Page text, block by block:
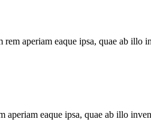
aperiam eaque ipsa, quae ab illo
eaque ipsa, quae ab illo